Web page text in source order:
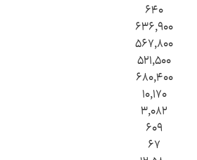
۶۴۰
۶۳۶,۹۰۰
۵۶۷,۸۰۰
۵۲۱,۵۰۰
۶۸۰,۴۰۰
۱۰,۱۷۰
۳,۰۸۲
۶۰۹
۶۷